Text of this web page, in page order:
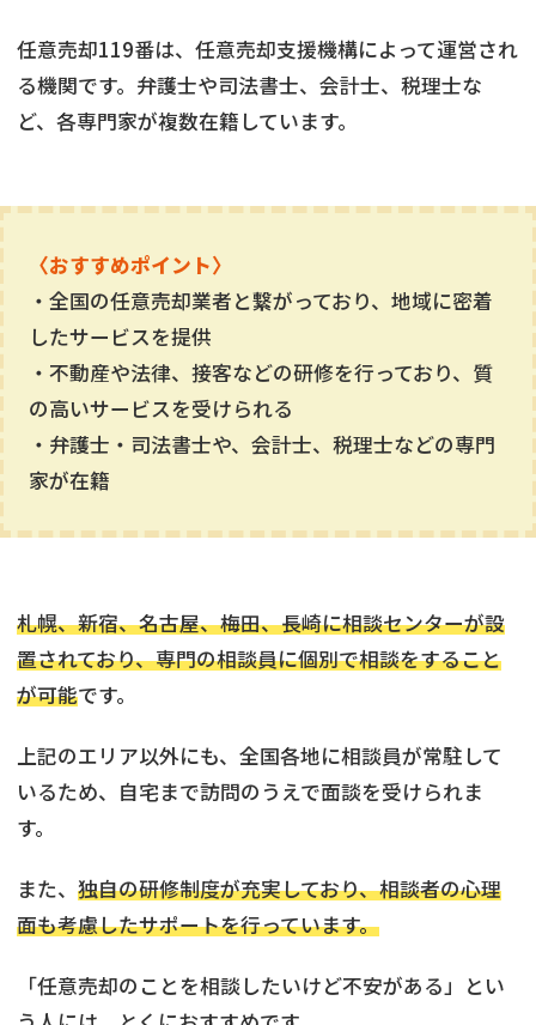
任意売却119番は、任意売却支援機構によって運営され
る機関です。弁護士や司法書士、会計士、税理士な
ど、各専門家が複数在籍しています。
〈おすすめポイント〉
・全国の任意売却業者と繋がっており、地域に密着
したサービスを提供
・不動産や法律、接客などの研修を行っており、質
の高いサービスを受けられる
・弁護士・司法書士や、会計士、税理士などの専門
家が在籍
札幌、新宿、名古屋、梅田、長崎に相談センターが設
置されており、専門の相談員に個別で相談をすること
が可能です。
上記のエリア以外にも、全国各地に相談員が常駐して
いるため、自宅まで訪問のうえで面談を受けられま
す。
また、 独自の研修制度が充実しており、相談者の心理
面も考慮したサポートを行っています。
「任意売却のことを相談したいけど不安がある」とい